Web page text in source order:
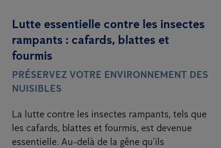
Lutte essentielle contre les insectes
rampants : cafards, blattes et
fourmis
PRÉSERVEZ VOTRE ENVIRONNEMENT DES
NUISIBLES
La lutte contre les insectes rampants, tels que
les cafards, blattes et fourmis, est devenue
essentielle. Au-delà de la gêne qu’ils